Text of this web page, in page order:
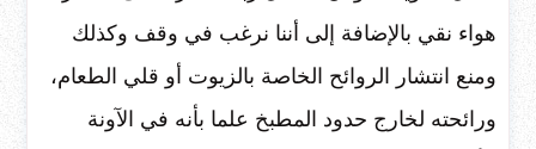
هواء نقي بالإضافة إلى أننا نرغب في وقف وكذلك
ومنع انتشار الروائح الخاصة بالزيوت أو قلي الطعام،
ورائحته لخارج حدود المطبخ علما بأنه في الآونة